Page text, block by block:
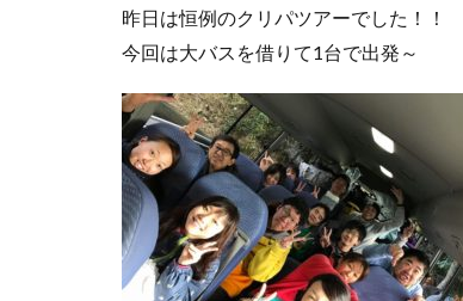
昨日は恒例のクリパツアーでした！！
今回は大バスを借りて1台で出発～